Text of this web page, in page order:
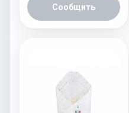
Сообщить